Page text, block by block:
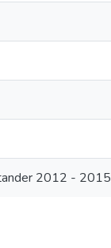
2012 - 2015